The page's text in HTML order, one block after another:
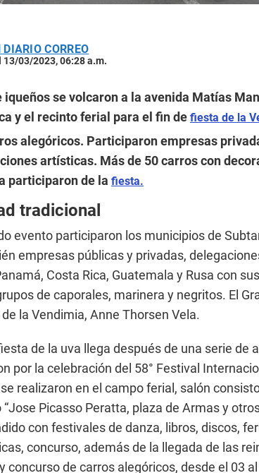
DIARIO CORREO
03/2023, 06:28 a.m.
iqueños se volcaron a la avenida Matías
y el recinto ferial para el fin de fiesta de la
alegóricos. Participaron empresas
artísticas. Más de 50 carros con
participaron de la fiesta.
tradicional
evento participaron los municipios de
empresas públicas y privadas,
Costa Rica, Guatemala y Rusa con
de caporales, marinera y negritos. El
la Vendimia, Anne Thorsen Vela.
de la uva llega después de una serie de
por la celebración del 58° Festival
realizaron en el campo ferial, salón
“Jose Picasso Peratta, plaza de Armas y
con festivales de danza, libros, discos,
concurso, además de la llegada de las
concurso de carros alegóricos, desde el 03